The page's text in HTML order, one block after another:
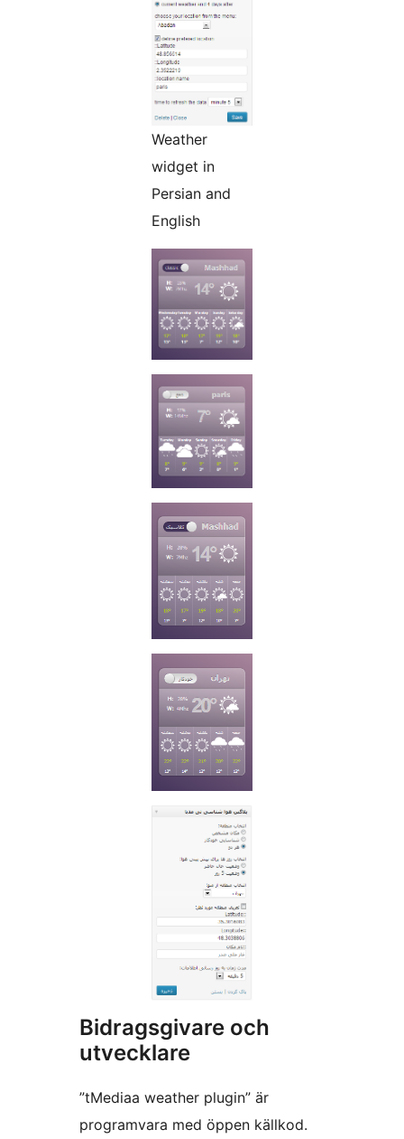
Weather
widget in
Persian and
English
Bidragsgivare och
utvecklare
”tMediaa weather plugin” är
programvara med öppen källkod.